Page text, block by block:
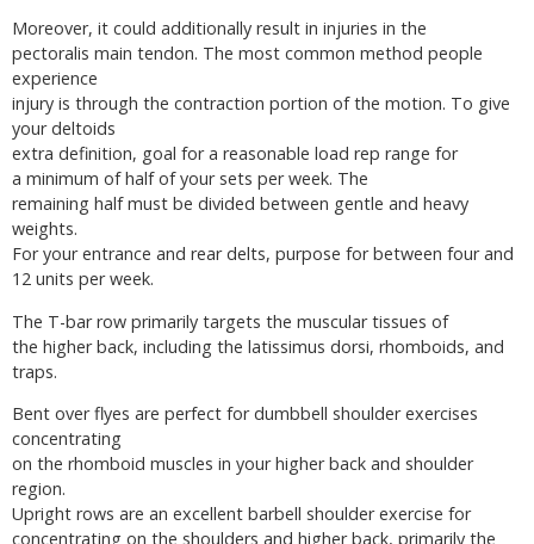
Moreover, it could additionally result in injuries in the
pectoralis main tendon. The most common method people
experience
injury is through the contraction portion of the motion. To give
your deltoids
extra definition, goal for a reasonable load rep range for
a minimum of half of your sets per week. The
remaining half must be divided between gentle and heavy
weights.
For your entrance and rear delts, purpose for between four and
12 units per week.
The T-bar row primarily targets the muscular tissues of
the higher back, including the latissimus dorsi, rhomboids, and
traps.
Bent over flyes are perfect for dumbbell shoulder exercises
concentrating
on the rhomboid muscles in your higher back and shoulder
region.
Upright rows are an excellent barbell shoulder exercise for
concentrating on the shoulders and higher back, primarily the